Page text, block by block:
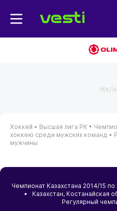
Хоккей • Высшая лига РК •
хоккею среди мужских команд •
мужчины
Чемпионат Казахстана 2014/15
• Казахстан, Костанайская
Регулярный